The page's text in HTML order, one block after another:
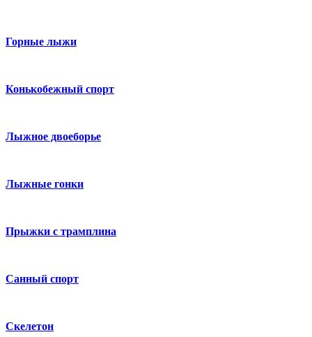
Горные лыжи
Конькобежный спорт
Лыжное двоеборье
Лыжные гонки
Прыжки с трамплина
Санный спорт
Скелетон